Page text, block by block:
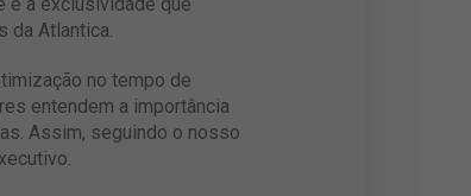
e a exclusividade que
da Atlantica.
no tempo de
entendem a importância
Assim, seguindo o nosso